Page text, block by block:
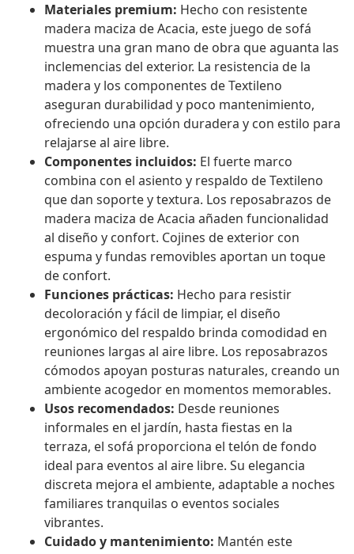
Materiales premium: Hecho con resistente
madera maciza de Acacia, este juego de sofá
muestra una gran mano de obra que aguanta las
inclemencias del exterior. La resistencia de la
madera y los componentes de Textileno
aseguran durabilidad y poco mantenimiento,
ofreciendo una opción duradera y con estilo para
relajarse al aire libre.
Componentes incluidos: El fuerte marco
combina con el asiento y respaldo de Textileno
que dan soporte y textura. Los reposabrazos de
madera maciza de Acacia añaden funcionalidad
al diseño y confort. Cojines de exterior con
espuma y fundas removibles aportan un toque
de confort.
Funciones prácticas: Hecho para resistir
decoloración y fácil de limpiar, el diseño
ergonómico del respaldo brinda comodidad en
reuniones largas al aire libre. Los reposabrazos
cómodos apoyan posturas naturales, creando un
ambiente acogedor en momentos memorables.
Usos recomendados: Desde reuniones
informales en el jardín, hasta fiestas en la
terraza, el sofá proporciona el telón de fondo
ideal para eventos al aire libre. Su elegancia
discreta mejora el ambiente, adaptable a noches
familiares tranquilas o eventos sociales
vibrantes.
Cuidado y mantenimiento: Mantén este